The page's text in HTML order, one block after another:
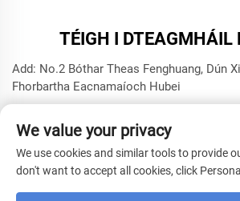
TÉIGH I DTEAGMHÁIL
Add: No.2 Bóthar Theas Fenghuang, Dún
Fhorbartha Eacnamaíoch Hubei
Ríomhphost: [email protected]
Cóipcheart © 2025 le Xianning TYI
We value your privacy
We use cookies and similar tools to provide
don't want to accept all cookies, click